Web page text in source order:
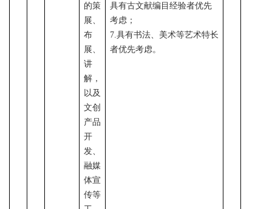
的策
展、
布
展、
讲
解，
以及
文创
产品
开
发、
融媒
体宣
传等
具有古文献编目经验者优先
考虑；
7.具有书法、美术等艺术特长
者优先考虑。